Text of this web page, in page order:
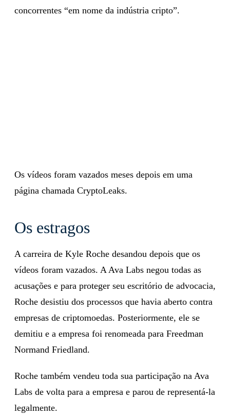
concorrentes “em nome da indústria cripto”.
Os vídeos foram vazados meses depois em uma
página chamada CryptoLeaks.
Os estragos
A carreira de Kyle Roche desandou depois que os
vídeos foram vazados. A Ava Labs negou todas as
acusações e para proteger seu escritório de advocacia,
Roche desistiu dos processos que havia aberto contra
empresas de criptomoedas. Posteriormente, ele se
demitiu e a empresa foi renomeada para Freedman
Normand Friedland.
Roche também vendeu toda sua participação na Ava
Labs de volta para a empresa e parou de representá-la
legalmente.